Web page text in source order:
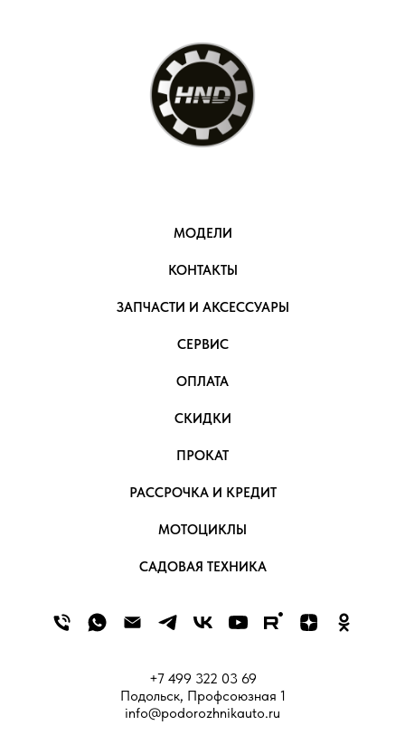
МОДЕЛИ
КОНТАКТЫ
ЗАПЧАСТИ И АКСЕССУАРЫ
СЕРВИС
ОПЛАТА
СКИДКИ
ПРОКАТ
РАССРОЧКА И КРЕДИТ
МОТОЦИКЛЫ
САДОВАЯ ТЕХНИКА
+7 499 322 03 69
Подольск, Профсоюзная 1
info@podorozhnikauto.ru